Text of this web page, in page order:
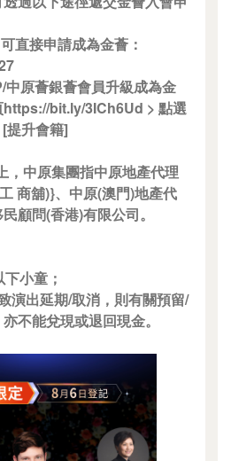
直接申請成為金薈：
原薈銀薈會員升級成為金
https://bit.ly/3ICh6Ud > 點選
提升會籍]
，中原集團指中原地產代理
商舖)}、中原(澳門)地產代
顧問(香港)有限公司。
小童；
演出延期/取消，則有關預留/
不能兌現或退回現金。